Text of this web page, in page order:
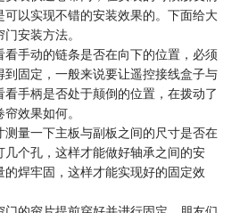
以实现不错的安装效果的。下面给大
安装方法。
手动的链条是否在向下的位置，必须
固定，一般来说要让遥控接线盒子与
手柄是否处于颠倒的位置，在拨动了
效果如何。
量一下主板与副板之间的尺寸是否在
个孔，这样才能做好轴承之间的安
焊牢固，这样才能实现好的固定效